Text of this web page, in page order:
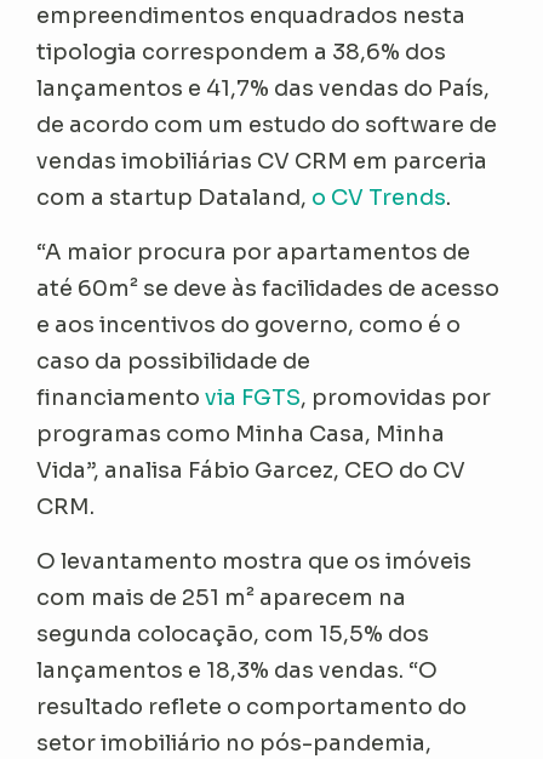
empreendimentos enquadrados nesta
tipologia correspondem a 38,6% dos
lançamentos e 41,7% das vendas do País,
de acordo com um estudo do software de
vendas imobiliárias CV CRM em parceria
com a startup Dataland, o CV Trends.
“A maior procura por apartamentos de
até 60m² se deve às facilidades de acesso
e aos incentivos do governo, como é o
caso da possibilidade de
financiamentovia FGTS, promovidas por
programas como Minha Casa, Minha
Vida”, analisa Fábio Garcez, CEO do CV
CRM.
O levantamento mostra que os imóveis
com mais de 251 m² aparecem na
segunda colocação, com 15,5% dos
lançamentos e 18,3% das vendas. “O
resultado reflete o comportamento do
setor imobiliário no pós-pandemia,